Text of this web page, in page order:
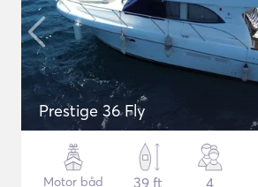
Prestige 36 Fly
Motor båd
39 ft
4